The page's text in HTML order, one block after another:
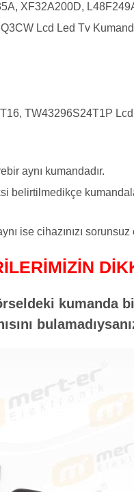
XF32A200D,
Lcd Led Tv
TW43296S24T1P Lcd
aynı kumandadır.
belirtilmedikçe
ise cihazınızı sorunsuz
kumanda